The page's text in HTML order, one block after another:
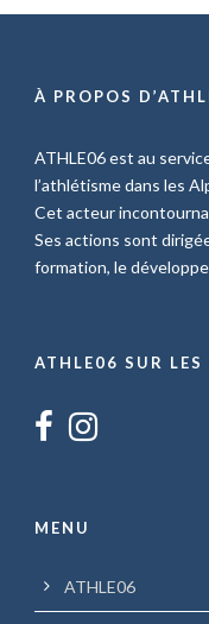
À PROPOS
ATHLE06 est au
l’athlétisme dans les
Cet acteur
Ses actions sont
formation, le
ATHLE06 SUR LES
MENU
ATHLE06